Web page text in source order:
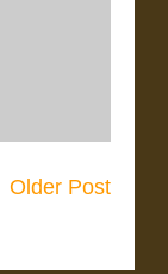
Older Post